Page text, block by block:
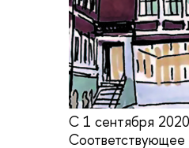
С 1 сентября